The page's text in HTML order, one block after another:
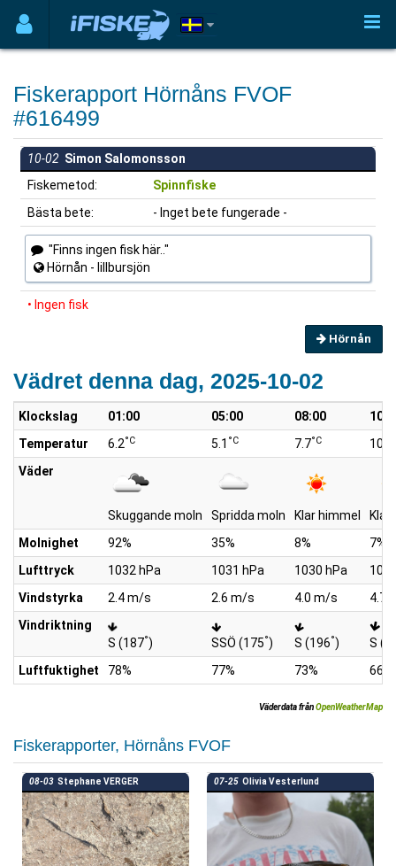
Fiskerapport Hörnåns FVOF
#616499
10-02 Simon Salomonsson
Fiskemetod:
Spinnfiske
Bästa bete:
- Inget bete fungerade -
"Finns ingen fisk här.."
Hörnån - lillbursjön
• Ingen fisk
Hörnån
Vädret denna dag, 2025-10-02
Klockslag 01:00 05:00 08:00
Temperatur
6.2°C 5.1 °C 7.7°C 10.1
Väder
Skuggande moln Spridda moln Klar himmel
Klar
Molnighet
92% 35% 8%
7%
Lufttryck
1032 hPa 1031 hPa 1030 hPa
Vindstyrka
2.4 m/s 2.6 m/s 4.0 m/s
4.7
Vindriktning
S (187°) SSÖ (175°) S (196°)
S
Luftfuktighet
78% 77% 73% 66%
Väderdata frånOpenWeatherMap
Fiskerapporter, Hörnåns FVOF
08-03 Stephane VERGER 07-25 Olivia Vesterlund